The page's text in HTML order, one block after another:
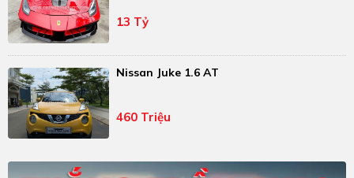
13 Tỷ
Nissan Juke 1.6 AT
460 Triệu